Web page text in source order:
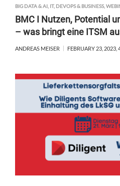
BIG DATA & AI IT, DEVOPS & BUSINESS,
BMC I Nutzen, Potential
– was bringt eine ITSM
ANDREAS MEISER FEBRUARY 23, 2023,